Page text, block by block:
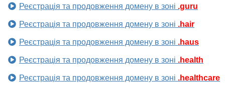
Реєстрація та продовження домену в зоні .guru
Реєстрація та продовження домену в зоні .hair
Реєстрація та продовження домену в зоні .haus
Реєстрація та продовження домену в зоні .health
Реєстрація та продовження домену в зоні .healthcare